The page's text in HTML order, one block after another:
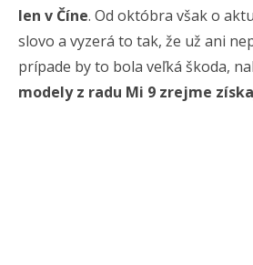
len v Číne. Od októbra však o
slovo a vyzerá to tak, že už ani
prípade by to bola veľká škoda,
modely z radu Mi 9 zrejme